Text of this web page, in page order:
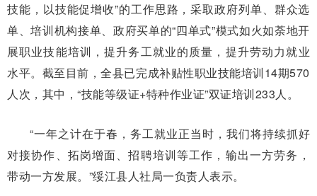
技能，以技能促增收”的工作思路，采取政府列单、群众选
单、培训机构接单、政府买单的“四单式”模式如火如荼地开
展职业技能培训，提升务工就业的质量，提升劳动力就业
水平。截至目前，全县已完成补贴性职业技能培训14期570
人次，其中，“技能等级证+特种作业证”双证培训233人。
“一年之计在于春，务工就业正当时，我们将持续抓好
对接协作、拓岗增面、招聘培训等工作，输出一方劳务，
带动一方发展。”绥江县人社局一负责人表示。